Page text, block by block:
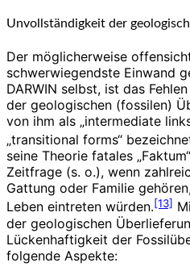
Unvollständigkeit der
Der möglicherweise
schwerwiegendste Einwand
DARWIN selbst, ist das
der geologischen (fossilen)
von ihm als „intermediate
„transitional forms“
seine Theorie fatales
Zeitfrage (s. o.), wenn
Gattung oder Familie
Leben eintreten würden.[13]
der geologischen
Lückenhaftigkeit der
folgende Aspekte: